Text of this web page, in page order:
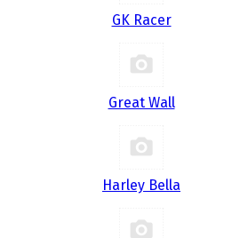
GK Racer
Great Wall
Harley Bella